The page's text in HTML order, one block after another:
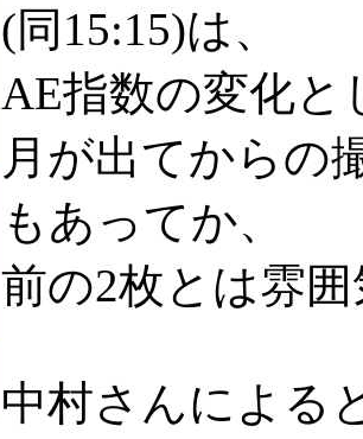
(同15:15)は、
AE指数の変化
月が出てからの
もあってか、
前の2枚とは雰
中村さんによる